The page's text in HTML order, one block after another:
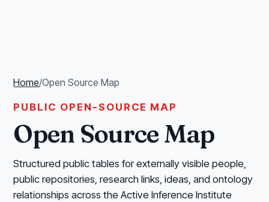
Home/Open Source Map
PUBLIC OPEN-SOURCE MAP
Open Source Map
Structured public tables for externally visible people,
public repositories, research links, ideas, and ontology
relationships across the Active Inference Institute